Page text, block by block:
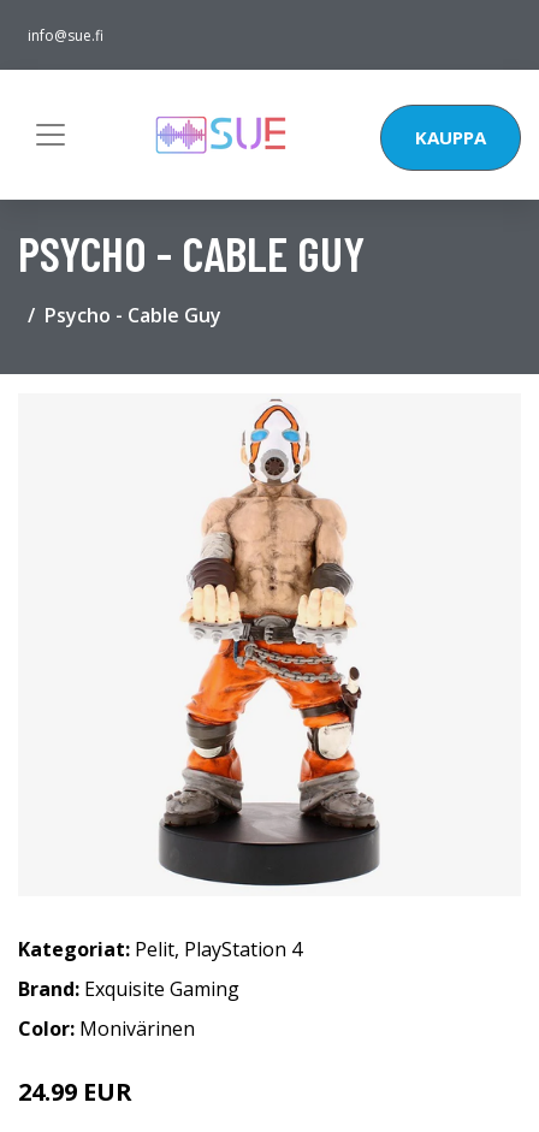
info@sue.fi
KAUPPA
PSYCHO - CABLE GUY
Psycho - Cable Guy
Kategoriat: Pelit, PlayStation 4
Brand: Exquisite Gaming
Color: Monivärinen
24.99 EUR